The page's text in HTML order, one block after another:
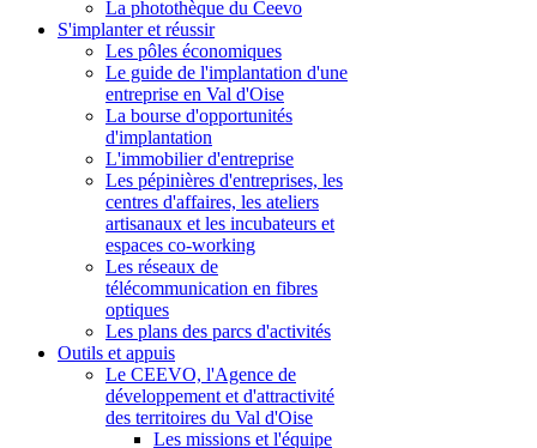
La photothèque du Ceevo
S'implanter et réussir
Les pôles économiques
Le guide de l'implantation d'une
entreprise en Val d'Oise
La bourse d'opportunités
d'implantation
L'immobilier d'entreprise
Les pépinières d'entreprises, les
centres d'affaires, les ateliers
artisanaux et les incubateurs et
espaces co-working
Les réseaux de
télécommunication en fibres
optiques
Les plans des parcs d'activités
Outils et appuis
Le CEEVO, l'Agence de
développement et d'attractivité
des territoires du Val d'Oise
Les missions et l'équipe